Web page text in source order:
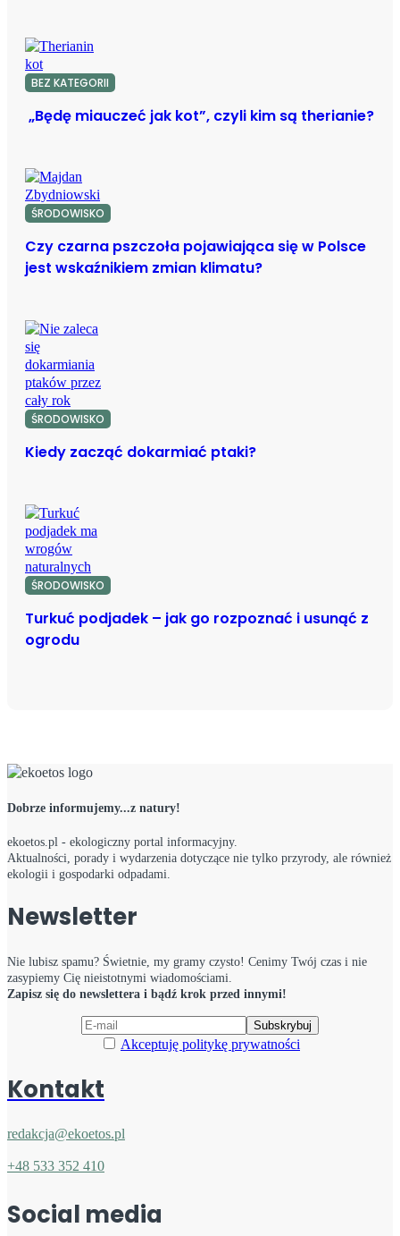
BEZ KATEGORII
„Będę miauczeć jak kot”, czyli kim są therianie?
ŚRODOWISKO
Czy czarna pszczoła pojawiająca się w Polsce
jest wskaźnikiem zmian klimatu?
ŚRODOWISKO
Kiedy zacząć dokarmiać ptaki?
ŚRODOWISKO
Turkuć podjadek – jak go rozpoznać i usunąć z
ogrodu
Dobrze informujemy...z natury!
ekoetos.pl - ekologiczny portal informacyjny.
Aktualności, porady i wydarzenia dotyczące nie tylko przyrody, ale również
ekologii i gospodarki odpadami.
Newsletter
Nie lubisz spamu? Świetnie, my gramy czysto! Cenimy Twój czas i nie
zasypiemy Cię nieistotnymi wiadomościami.
Zapisz się do newslettera i bądź krok przed innymi!
Akceptuję politykę prywatności
Kontakt
redakcja@ekoetos.pl
+48 533 352 410
Social media